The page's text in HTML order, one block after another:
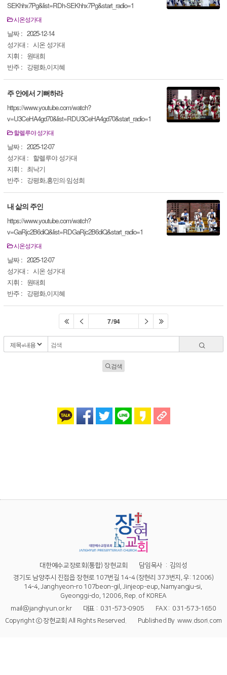
SEKhhx7Pg&list=RDh-SEKhhx7Pg&start_radio=1
시온성가대
날짜 : 2025-12-14
성가대 : 시온 성가대
지휘 : 원태희
반주 : 강평화,이지혜
주 안에서 기뻐하라
https://www.youtube.com/watch?
v=U3CeHA4gd70&list=RDU3CeHA4gd70&start_radio=1
할렐루야 성가대
날짜 : 2025-12-07
성가대 : 할렐루야 성가대
지휘 : 최낙기
반주 : 강평화,홍민의·임성희
내 삶의 주인
https://www.youtube.com/watch?
v=GaRjc2B6diQ&list=RDGaRjc2B6diQ&start_radio=1
시온성가대
날짜 : 2025-12-07
성가대 : 시온 성가대
지휘 : 원태희
반주 : 강평화,이지혜
7 / 94
검색
대한예수교장로회(통합) 장현교회
담임목사 : 김의성
경기도 남양주시 진접읍 장현로 107번길 14-4 (장현리 373번지, 우: 12006)
14-4, Janghyeon-ro 107beon-gil, Jinjeop-eup, Namyangju-si,
Gyeonggi-do, 12006, Rep. of KOREA
mail@janghyun.or.kr
대표 : 031-573-0905 FAX : ‭031-573-1650‬
Copyright ⓒ 장현교회 All Rights Reserved.
Published By www.dsori.com